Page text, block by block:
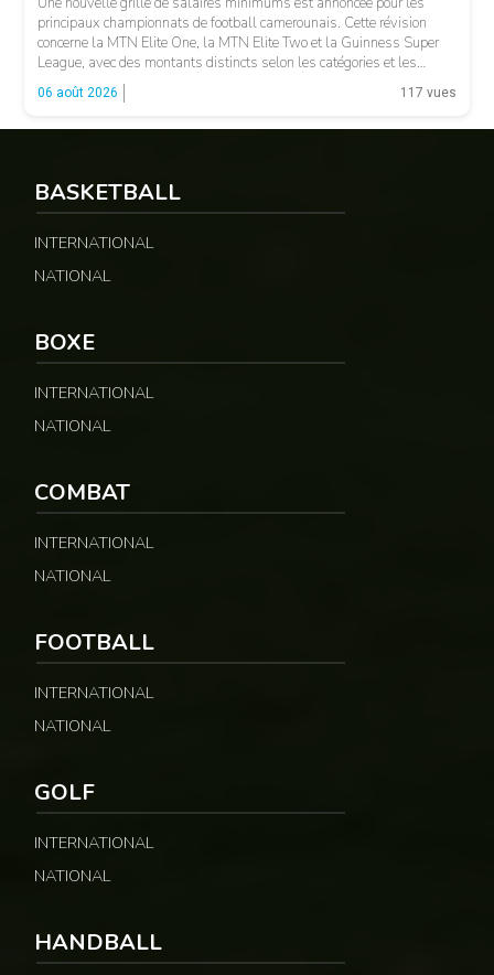
principaux championnats de football camerounais. Cette révision
concerne la MTN Elite One, la MTN Elite Two et la Guinness Super
League, avec des montants distincts selon les catégories et les
fonctions. LA SUITE APRÈS LA PUBLICITÉ Selon les informations
relayées par Allez Les Lions, […]
06 août 2026 117 vues
BASKETBALL
INTERNATIONAL
NATIONAL
BOXE
INTERNATIONAL
NATIONAL
COMBAT
INTERNATIONAL
NATIONAL
FOOTBALL
INTERNATIONAL
NATIONAL
GOLF
INTERNATIONAL
NATIONAL
HANDBALL